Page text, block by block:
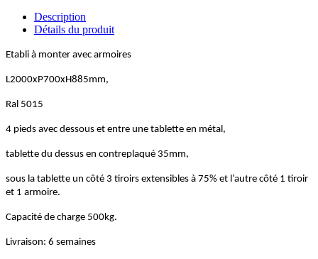
Description
Détails du produit
Etabli à monter avec armoires
L2000xP700xH885mm,
Ral 5015
4 pieds avec dessous et entre une tablette en métal,
tablette du dessus en contreplaqué 35mm,
sous la tablette un côté 3 tiroirs extensibles à 75% et l’autre côté 1 tiroir
et 1 armoire.
Capacité de charge 500kg.
Livraison: 6 semaines